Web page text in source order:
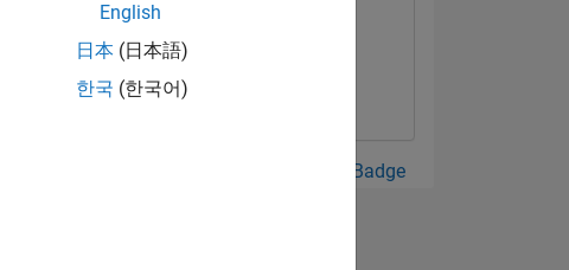
Guarda tutto Badge
English
日本 (日本語)
한국 (한국어)